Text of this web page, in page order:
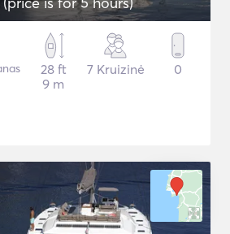
28 ft
9 m
7 Kruizinė 0